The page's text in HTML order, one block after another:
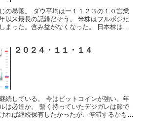
の暴落。 ダウ平均はー１１２３の１０営業
以来最長の記録だそう。 米株はフルポジだ
まった。含み益がなくなった。 日本株は２
２０２４・１１・１４
続している。 今はビットコインが強い。年
は必達か。 暫く持っていたデジガレは節で
れば継続保有したかったが、停滞するかもし